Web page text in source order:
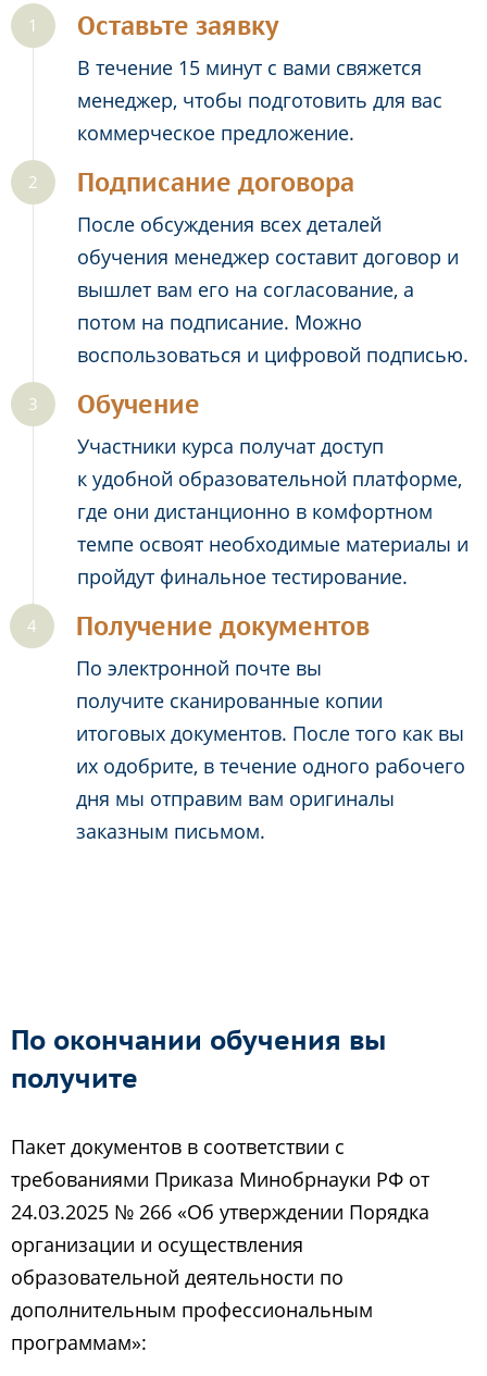
Оставьте заявку
В течение 15 минут с вами свяжется
менеджер, чтобы подготовить для вас
коммерческое предложение.
Подписание договора
После обсуждения всех деталей
обучения менеджер составит договор и
вышлет вам его на согласование, а
потом на подписание. Можно
воспользоваться и цифровой подписью.
Обучение
Участники курса получат доступ
к удобной образовательной платформе,
где они дистанционно в комфортном
темпе освоят необходимые материалы и
пройдут финальное тестирование.
Получение документов
По электронной почте вы
получите сканированные копии
итоговых документов. После того как вы
их одобрите, в течение одного рабочего
дня мы отправим вам оригиналы
заказным письмом.
По окончании обучения вы
получите
Пакет документов в соответствии с
требованиями Приказа Минобрнауки РФ от
24.03.2025 № 266 «Об утверждении Порядка
организации и осуществления
образовательной деятельности по
дополнительным профессиональным
программам»: